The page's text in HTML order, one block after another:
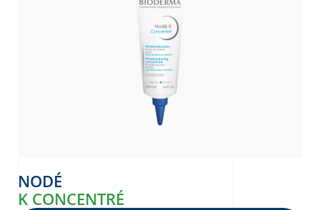
NODÉ
K CONCENTRÉ